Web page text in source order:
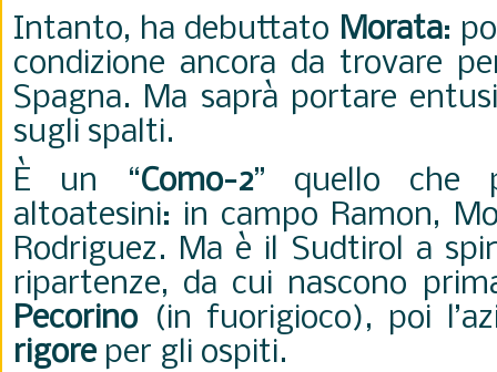
Intanto, ha debuttato Morata:
condizione ancora da trovare
Spagna. Ma saprà portare
sugli spalti.
È un “Como-2” quello che
altoatesini: in campo Ramon,
Rodriguez. Ma è il Sudtirol a
ripartenze, da cui nascono
Pecorino(in fuorigioco), poi
rigoreper gli ospiti.